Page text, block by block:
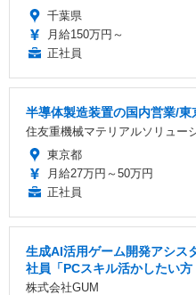
千葉県
月給150万円～
正社員
半導体製造装置の国内営業/東
住友重機械マテリアルソリュー
東京都
月給27万円～50万円
正社員
生成AI活用ゲーム開発アシス
社員「PCスキル活かしたい
株式会社GUM